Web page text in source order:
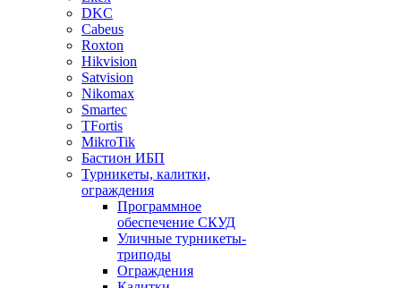
DKC
Cabeus
Roxton
Hikvision
Satvision
Nikomax
Smartec
TFortis
MikroTik
Бастион ИБП
Турникеты, калитки,
ограждения
Программное
обеспечение СКУД
Уличные турникеты-
триподы
Ограждения